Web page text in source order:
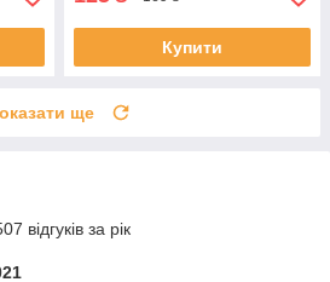
Купити
ще
відгуків за рік